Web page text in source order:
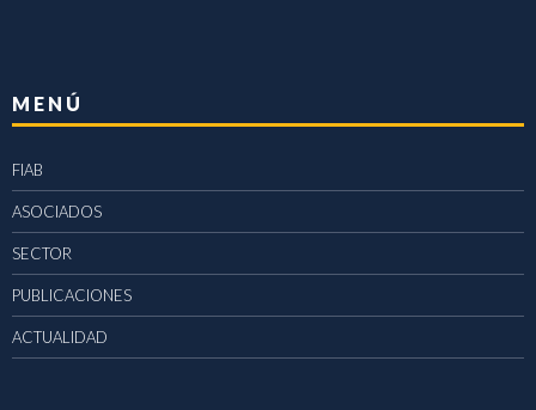
MENÚ
FIAB
ASOCIADOS
SECTOR
PUBLICACIONES
ACTUALIDAD